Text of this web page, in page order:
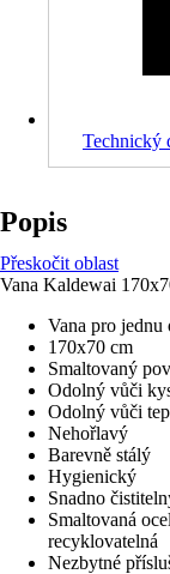
Technický
Popis
Přeskočit oblast
Vana Kaldewai
Vana pro jednu
170x70 cm
Smaltovaný
Odolný vůči
Odolný vůči
Nehořlavý
Barevně stálý
Hygienický
Snadno
Smaltovaná
recyklovatelná
Nezbytné